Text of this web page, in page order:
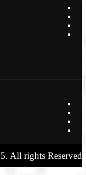
All rights Reserved.